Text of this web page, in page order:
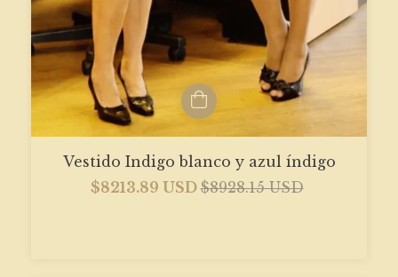
Vestido Indigo blanco y azul índigo
$8213.89 USD$8928.15 USD